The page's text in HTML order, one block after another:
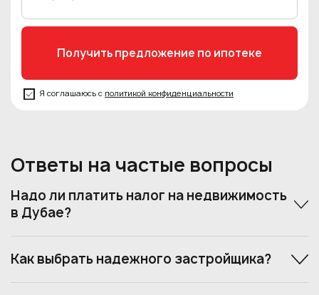
Я соглашаюсь с политикой конфиденциальности
Ответы на частые вопросы
Надо ли платить налог на недвижимость
в Дубае?
Как выбрать надежного застройщика?